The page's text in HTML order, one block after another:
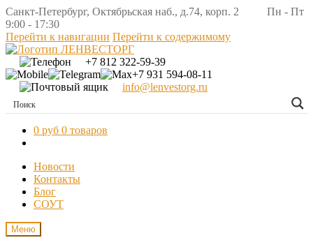
Санкт-Петербург, Октябрьская наб., д.74, корп. 2 Пн - Пт
9:00 - 17:30
Перейти к навигации Перейти к содержимому
+7 812 322-59-39
+7 931 594-08-11
info@lenvestorg.ru
0 руб 0 товаров
Новости
Контакты
Блог
СОУТ
Меню